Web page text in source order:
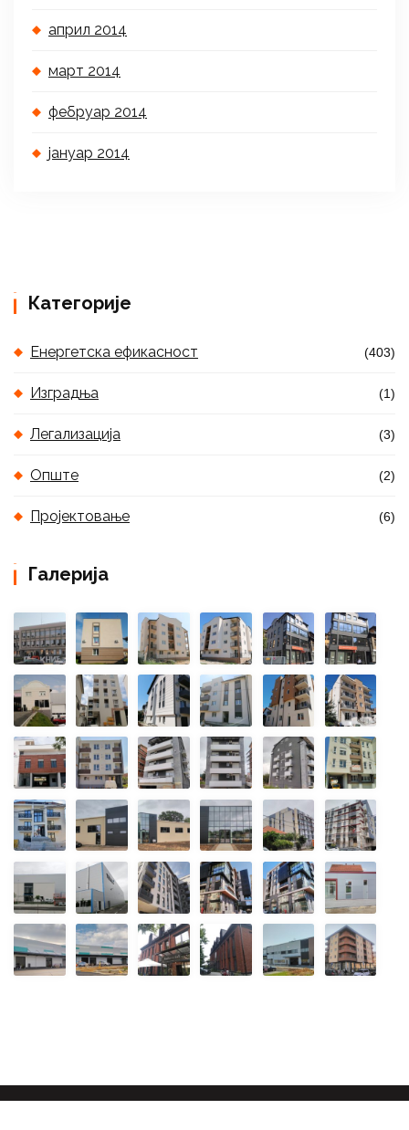
април 2014
март 2014
фебруар 2014
јануар 2014
Категорије
Енергетска ефикасност (403)
Изградња (1)
Легализација (3)
Опште (2)
Пројектовање (6)
Галерија